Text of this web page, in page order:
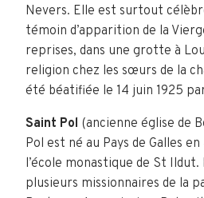
Nevers. Elle est surtout
témoin d’apparition de la
reprises, dans une grotte à
religion chez les sœurs de la
été béatifiée le 14 juin 1925
Saint Pol (ancienne église de
Pol est né au Pays de Galles
l’école monastique de St
plusieurs missionnaires de la